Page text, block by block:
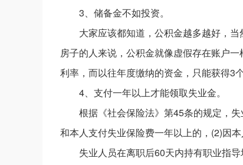
3、储备金不如投资。
大家应该都知道，公积金越多越好，
房子的人来说，公积金就像虚假存在账户
利率，而以往年度缴纳的资金，只能获得3
4、支付一年以上才能领取失业金。
根据《社会保险法》第45条的规定，
和本人支付失业保险费一年以上的，(2)因
失业人员在离职后60天内持有职业指